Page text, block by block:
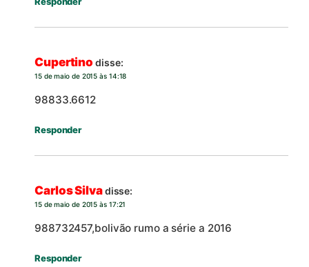
Cupertino disse:
15 de maio de 2015 às 14:18
98833.6612
Responder
Carlos Silvadisse:
15 de maio de 2015 às 17:21
988732457,bolivão rumo a série a 2016
Responder